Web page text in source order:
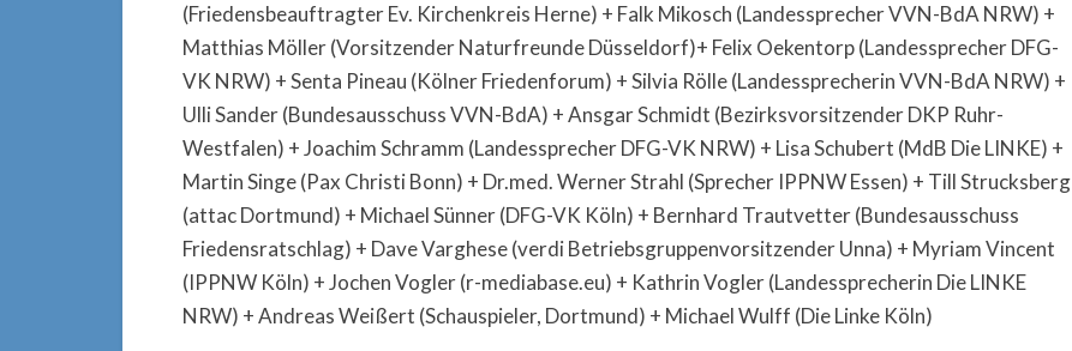
(Friedensbeauftragter Ev. Kirchenkreis Herne) + Falk Mikosch (Landessprecher VVN-BdA NRW) +
Matthias Möller (Vorsitzender Naturfreunde Düsseldorf)+ Felix Oekentorp (Landessprecher DFG-
VK NRW) + Senta Pineau (Kölner Friedenforum) + Silvia Rölle (Landessprecherin VVN-BdA NRW) +
Ulli Sander (Bundesausschuss VVN-BdA) + Ansgar Schmidt (Bezirksvorsitzender DKP Ruhr-
Westfalen) + Joachim Schramm (Landessprecher DFG-VK NRW) + Lisa Schubert (MdB Die LINKE) +
Martin Singe (Pax Christi Bonn) + Dr.med. Werner Strahl (Sprecher IPPNW Essen) + Till Strucksberg
(attac Dortmund) + Michael Sünner (DFG-VK Köln) + Bernhard Trautvetter (Bundesausschuss
Friedensratschlag) + Dave Varghese (verdi Betriebsgruppenvorsitzender Unna) + Myriam Vincent
(IPPNW Köln) + Jochen Vogler (r-mediabase.eu) + Kathrin Vogler (Landessprecherin Die LINKE
NRW) + Andreas Weißert (Schauspieler, Dortmund) + Michael Wulff (Die Linke Köln)